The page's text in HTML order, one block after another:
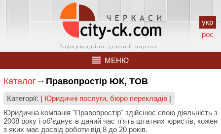
укр
рос
МЕНЮ
Каталог Правопростір ЮК, ТОВ
Категорії: | Юридичні послуги, бюро перекладів |
Юридична компанія "Правопростір" здійснює свою діяльність з
2008 року і об'єднує в даний час п'ять штатних юристів, кожен
з яких має досвід роботи від 8 до 20 років.